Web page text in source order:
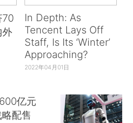
70
外
In Depth: As
Tencent Lays Off
Staff, Is Its ‘Winter’
Approaching?
2022年04月01日
亿元
配售